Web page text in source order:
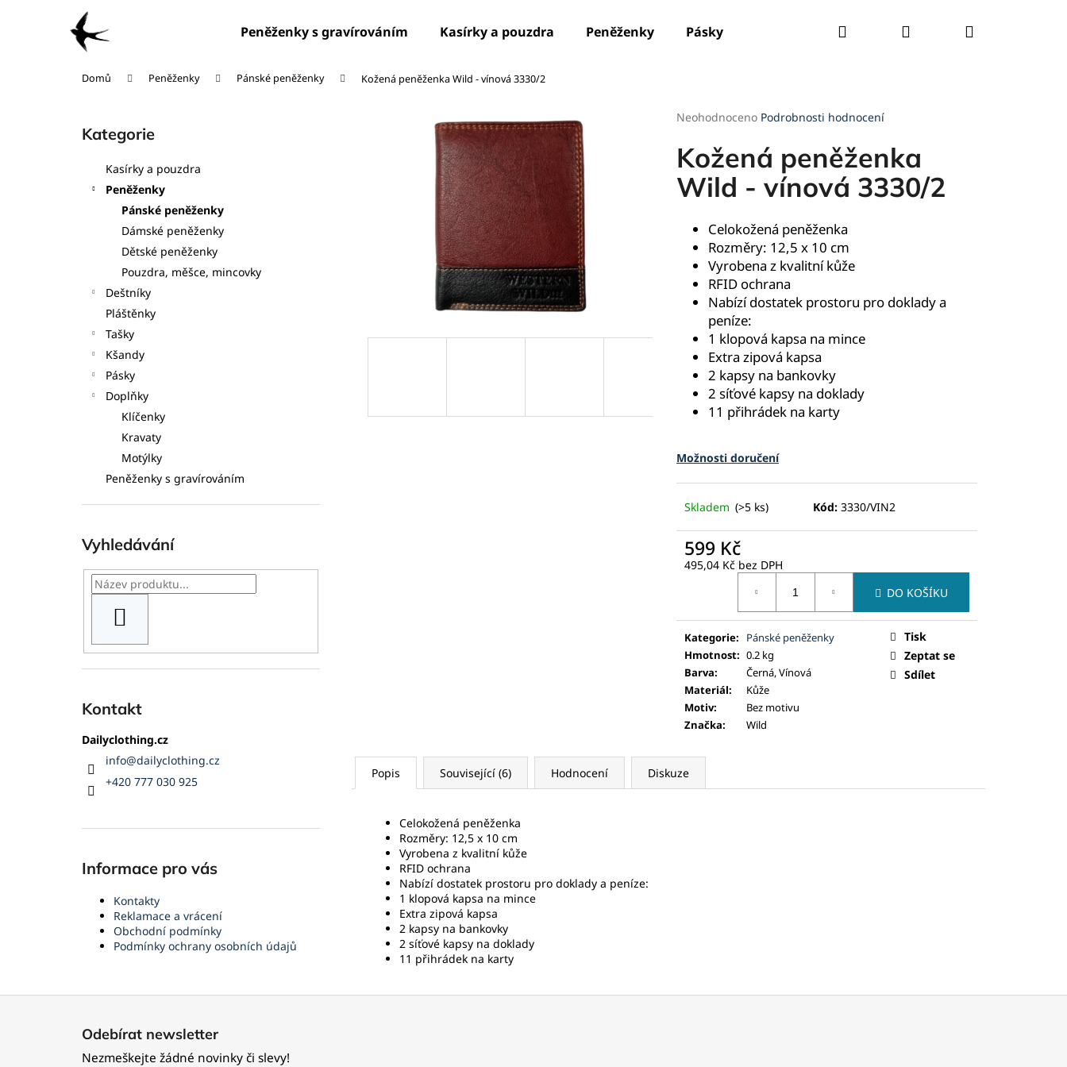
Peněženky s gravírováním Kasírky a pouzdra Peněženky Pásky Kšandy Deštníky
Hledat PřihlášeníNákupní
Domů Peněženky Pánské peněženky Kožená peněženka Wild - vínová 3330/2
Přeskočit
kategorie
Kategorie
Kasírky a pouzdra
Peněženky
Pánské peněženky
Dámské peněženky
Dětské peněženky
Pouzdra, měšce, mincovky
Deštníky
Pláštěnky
Tašky
Kšandy
Pásky
Doplňky
Klíčenky
Kravaty
Motýlky
Peněženky s gravírováním
Vyhledávání
Kontakt
Dailyclothing.cz
info@dailyclothing.cz
+420 777 030 925
Informace pro vás
Kontakty
Reklamace a vrácení
Obchodní podmínky
Podmínky ochrany osobních údajů
Průměrné
produktu
je
0,0
z
hvězdiček.
Neohodnoceno Podrobnosti hodnocení
Kožená peněženka
Wild - vínová 3330/2
Celokožená peněženka
Rozměry: 12,5 x 10 cm
Vyrobena z kvalitní kůže
RFID ochrana
Nabízí dostatek prostoru pro doklady a
peníze:
1 klopová kapsa na mince
Extra zipová kapsa
2 kapsy na bankovky
2 síťové kapsy na doklady
11 přihrádek na karty
Možnosti doručení
Skladem (>5 ks) Kód: 3330/VIN2
599 Kč
495,04 Kč bez DPH
DO KOŠÍKU
Kategorie:
Pánské peněženky
Hmotnost: 0.2 kg
Barva:
Černá, Vínová
Materiál:
Kůže
Motiv:
Bez motivu
Značka: Wild
Tisk
Zeptat se
Sdílet
Popis Související (6) Hodnocení Diskuze
Celokožená peněženka
Rozměry: 12,5 x 10 cm
Vyrobena z kvalitní kůže
RFID ochrana
Nabízí dostatek prostoru pro doklady a peníze:
1 klopová kapsa na mince
Extra zipová kapsa
2 kapsy na bankovky
2 síťové kapsy na doklady
11 přihrádek na karty
Zpět
Zpět
Co potřebujete najít?
HLEDAT
Doporučujeme
Odebírat newsletter
Nezmeškejte žádné novinky či slevy!